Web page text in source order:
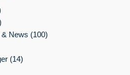
& News (100)
(14)